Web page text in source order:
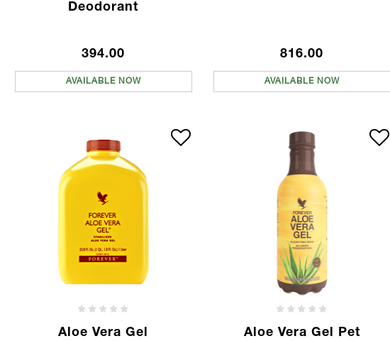
Deodorant
394.00
AVAILABLE NOW
816.00
AVAILABLE NOW
Aloe Vera Gel Aloe Vera Gel Pet